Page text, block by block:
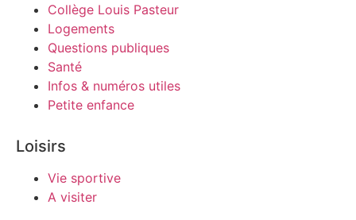
Collège Louis Pasteur
Logements
Questions publiques
Santé
Infos & numéros utiles
Petite enfance
Loisirs
Vie sportive
A visiter